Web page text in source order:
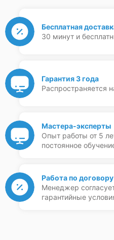
Бесплатная
30 минут и
Гарантия 3 года
Распространяется
Мастера-эксперты
Опыт работы от 5
постоянное
Работа по договору
Менеджер
гарантийные